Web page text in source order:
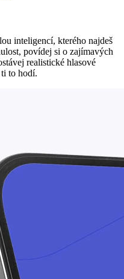
inteligencí, kterého najdeš
povídej si o zajímavých
realistické hlasové
to hodí.